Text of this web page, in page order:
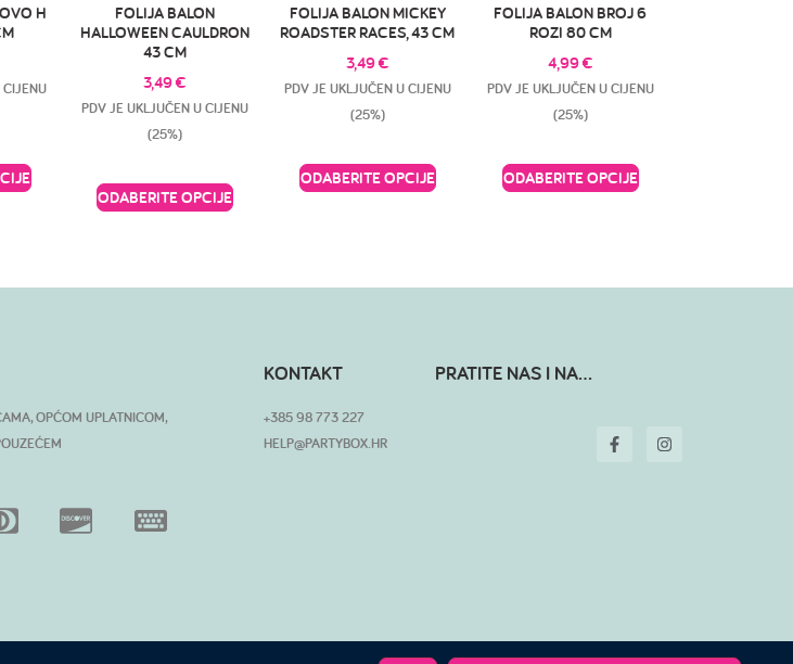
H
FOLIJA BALON
HALLOWEEN CAULDRON
43 CM
3,49€
PDV JE UKLJUČEN U CIJENU
(25%)
ODABERITE OPCIJE
FOLIJA BALON MICKEY
ROADSTER RACES, 43 CM
3,49€
PDV JE UKLJUČEN U CIJENU
(25%)
ODABERITE OPCIJE
FOLIJA BALON BROJ 6
ROZI 80 CM
4,99€
PDV JE UKLJUČEN U CIJENU
(25%)
ODABERITE OPCIJE
OPĆOM UPLATNICOM,
KONTAKT
+385 98 773 227
HELP@PARTYBOX.HR
PRATITE NAS I NA...